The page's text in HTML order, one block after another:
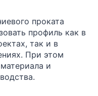
проката
профиль как в
так и в
При этом
и